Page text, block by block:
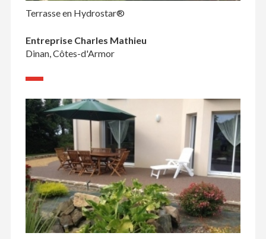
Terrasse en Hydrostar®
Entreprise Charles Mathieu
Dinan, Côtes-d'Armor